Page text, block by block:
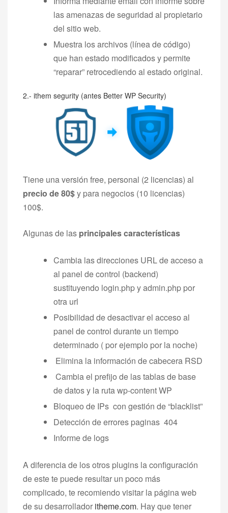
las amenazas de seguridad al propietario
del sitio web.
Muestra los archivos (línea de código)
que han estado modificados y permite
“reparar” retrocediendo al estado original.
2.- ithem segurity (antes Better WP Security)
Tiene una versión free, personal (2 licencias) al
precio de 80$y para negocios (10 licencias)
100$.
Algunas de las principales características
Cambia las direcciones URL de acceso a
al panel de control (backend)
sustituyendo login.php y admin.php por
otra url
Posibilidad de desactivar el acceso al
panel de control durante un tiempo
determinado ( por ejemplo por la noche)
Elimina la información de cabecera RSD
Cambia el prefijo de las tablas de base
de datos y la ruta wp-content WP
Bloqueo de IPs con gestión de “blacklist”
Detección de errores paginas 404
Informe de logs
A diferencia de los otros plugins la configuración
de este te puede resultar un poco más
complicado, te recomiendo visitar la página web
de su desarrollador itheme.com. Hay que tener